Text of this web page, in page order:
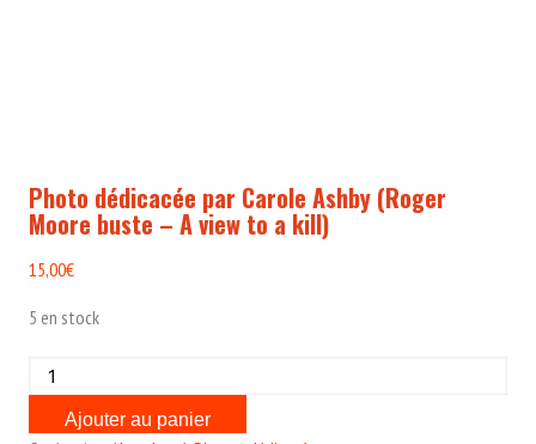
Photo dédicacée par Carole Ashby (Roger
Moore buste – A view to a kill)
15,00€
5 en stock
quantité
de
PhotoAjouter au panier